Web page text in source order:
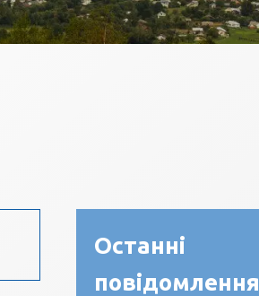
Останні
повідомлення